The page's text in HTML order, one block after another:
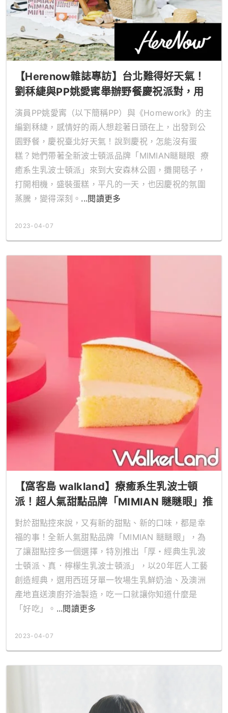
【Herenow雜誌專訪】台北難得好天氣！
劉秝緁與PP姚愛寗舉辦野餐慶祝派對，用
「MIMIAN瞇瞇眼生乳波士頓派」創造幸福
記憶
演員PP姚愛寗（以下簡稱PP）與《Homework》的主
編劉秝緁，感情好的兩人想趁著日頭在上，出發到公
園野餐，慶祝臺北好天氣！說到慶祝，怎能沒有蛋
糕？她們帶著全新波士頓派品牌「MIMIAN瞇瞇眼 療
癒系生乳波士頓派」來到大安森林公園，攤開毯子，
打開相機，盛裝蛋糕，平凡的一天，也因慶祝的氛圍
蒸騰，變得深刻。 ...閱讀更多
2023-04-07
【窩客島 walkland】療癒系生乳波士頓
派！超人氣甜點品牌「MIMIAN 瞇瞇眼」推
出「厚・經典生乳波士頓派、真．檸檬生乳
波士頓派」，搶攻甜點控必吃下午茶清單。
對於甜點控來說，又有新的甜點、新的口味，都是幸
福的事！全新人氣甜點品牌「MIMIAN 瞇瞇眼」，為
了讓甜點控多一個選擇，特別推出「厚・經典生乳波
士頓派、真．檸檬生乳波士頓派」，以20年匠人工藝
創造經典，選用西班牙單一牧場生乳鮮奶油、及澳洲
產地直送澳廚芥油製造，吃一口就讓你知道什麼是
「好吃」。 ...閱讀更多
2023-04-07